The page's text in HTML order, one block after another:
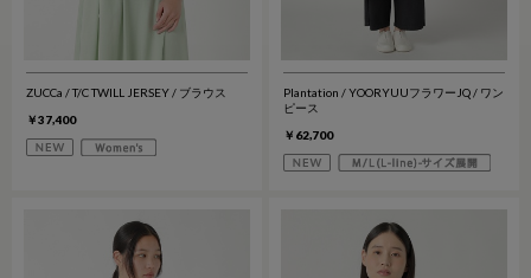
ZUCCa / T/C TWILL JERSEY / ブラウス
￥37,400
Plantation / YOORYUUフラワーJQ / ワン
ピース
￥62,700